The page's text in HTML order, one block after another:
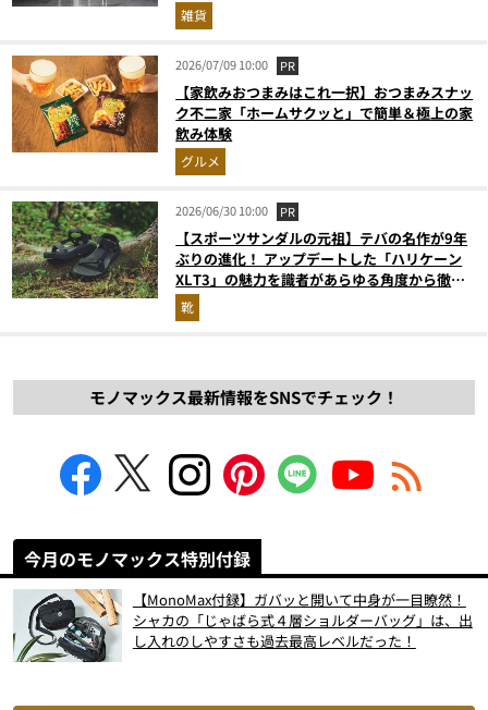
雑貨
2026/07/09 10:00 PR
【家飲みおつまみはこれ一択】おつまみスナッ
ク不二家「ホームサクッと」で簡単＆極上の家
飲み体験
グルメ
2026/06/30 10:00 PR
【スポーツサンダルの元祖】テバの名作が9年
ぶりの進化！ アップデートした「ハリケーン
XLT3」の魅力を識者があらゆる角度から徹底
解説！
靴
モノマックス最新情報をSNSでチェック！
今月のモノマックス特別付録
【MonoMax付録】ガバッと開いて中身が一目瞭然！
シャカの「じゃばら式４層ショルダーバッグ」は、出
し入れのしやすさも過去最高レベルだった！